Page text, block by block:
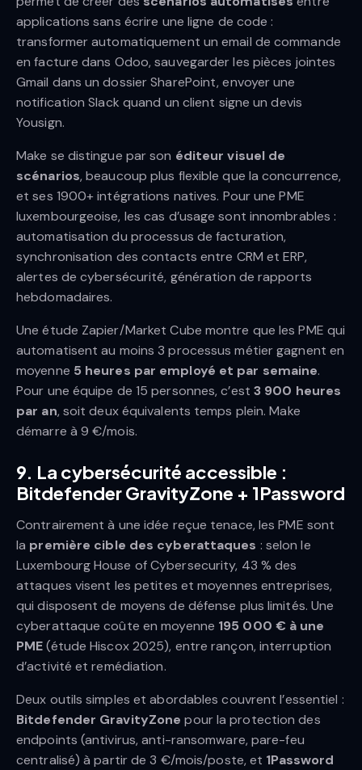
applications sans écrire une ligne de code :
transformer automatiquement un email de commande
en facture dans Odoo, sauvegarder les pièces jointes
Gmail dans un dossier SharePoint, envoyer une
notification Slack quand un client signe un devis
Yousign.
Make se distingue par son éditeur visuel de
scénarios, beaucoup plus flexible que la concurrence,
et ses 1900+ intégrations natives. Pour une PME
luxembourgeoise, les cas d’usage sont innombrables :
automatisation du processus de facturation,
synchronisation des contacts entre CRM et ERP,
alertes de cybersécurité, génération de rapports
hebdomadaires.
Une étude Zapier/Market Cube montre que les PME qui
automatisent au moins 3 processus métier gagnent en
moyenne 5 heures par employé et par semaine.
Pour une équipe de 15 personnes, c’est 3 900 heures
par an, soit deux équivalents temps plein. Make
démarre à 9 €/mois.
9. La cybersécurité accessible :
Bitdefender GravityZone + 1Password
Contrairement à une idée reçue tenace, les PME sont
la première cible des cyberattaques : selon le
Luxembourg House of Cybersecurity, 43 % des
attaques visent les petites et moyennes entreprises,
qui disposent de moyens de défense plus limités. Une
cyberattaque coûte en moyenne 195 000 € à une
PME(étude Hiscox 2025), entre rançon, interruption
d’activité et remédiation.
Deux outils simples et abordables couvrent l’essentiel :
Bitdefender GravityZone pour la protection des
endpoints (antivirus, anti-ransomware, pare-feu
centralisé) à partir de 3 €/mois/poste, et 1Password